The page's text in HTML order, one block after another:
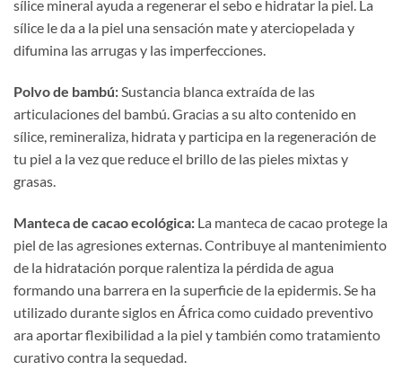
sílice mineral ayuda a regenerar el sebo e hidratar la piel. La
sílice le da a la piel una sensación mate y aterciopelada y
difumina las arrugas y las imperfecciones.
Polvo de bambú:Sustancia blanca extraída de las
articulaciones del bambú. Gracias a su alto contenido en
sílice, remineraliza, hidrata y participa en la regeneración de
tu piel a la vez que reduce el brillo de las pieles mixtas y
grasas.
Manteca de cacao ecológica: La manteca de cacao protege la
piel de las agresiones externas. Contribuye al mantenimiento
de la hidratación porque ralentiza la pérdida de agua
formando una barrera en la superficie de la epidermis. Se ha
utilizado durante siglos en África como cuidado preventivo
ara aportar flexibilidad a la piel y también como tratamiento
curativo contra la sequedad.